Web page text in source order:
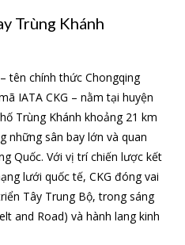
Trùng Khánh
tên chính thức Chongqing
IATA CKG – nằm tại huyện
Trùng Khánh khoảng 21 km
những sân bay lớn và quan
Quốc. Với vị trí chiến lược kết
lưới quốc tế, CKG đóng vai
Tây Trung Bộ, trong sáng
and Road) và hành lang kinh